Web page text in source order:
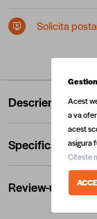
Solicita
Descriere
Specificatii
Review-uri
Acest
a va
acest
asigura
Citeste